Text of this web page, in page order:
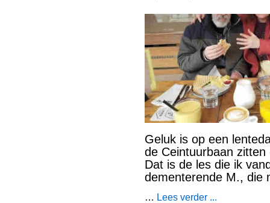
Geluk is op een
de Ceintuurbaan
Dat is de les die ik
dementerende M., die
… Lees verder ...